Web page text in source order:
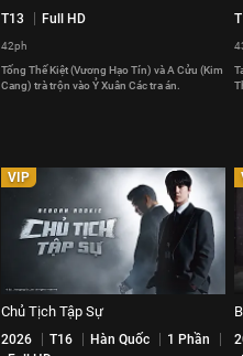
T13 Full HD
42ph
Tống Thế Kiệt (Vương Hạo Tín) và A Cửu (Kim
Cang) trà trộn vào Ỷ Xuân Các tra án.
VIP
Chủ Tịch Tập Sự
2026 T16 Hàn Quốc
1 Phần